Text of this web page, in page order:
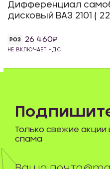
Дифференциал
дисковый ВАЗ 2101 (
РОЗ 26 460
НЕ ВКЛЮЧАЕТ НДС
Только свежие акции
спама